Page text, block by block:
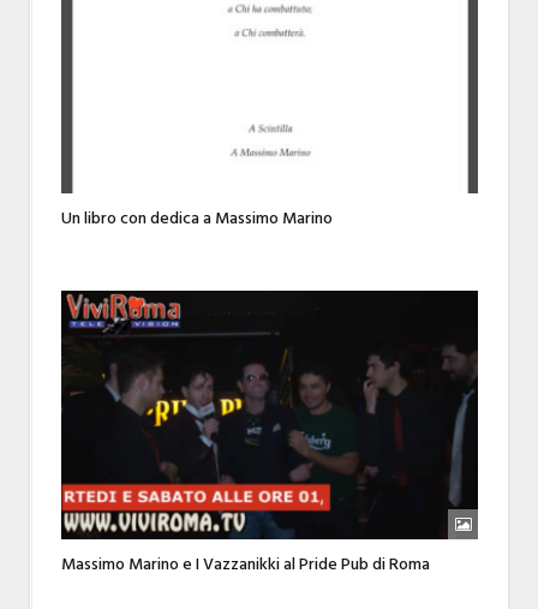
Un libro con dedica a Massimo Marino
Massimo Marino e I Vazzanikki al Pride Pub di Roma